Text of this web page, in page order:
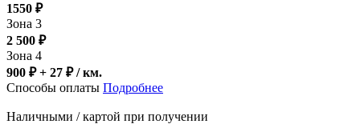
1550 ₽
Зона 3
2 500 ₽
Зона 4
900 ₽ + 27 ₽/ км.
Способы оплаты Подробнее
Наличными / картой при получении